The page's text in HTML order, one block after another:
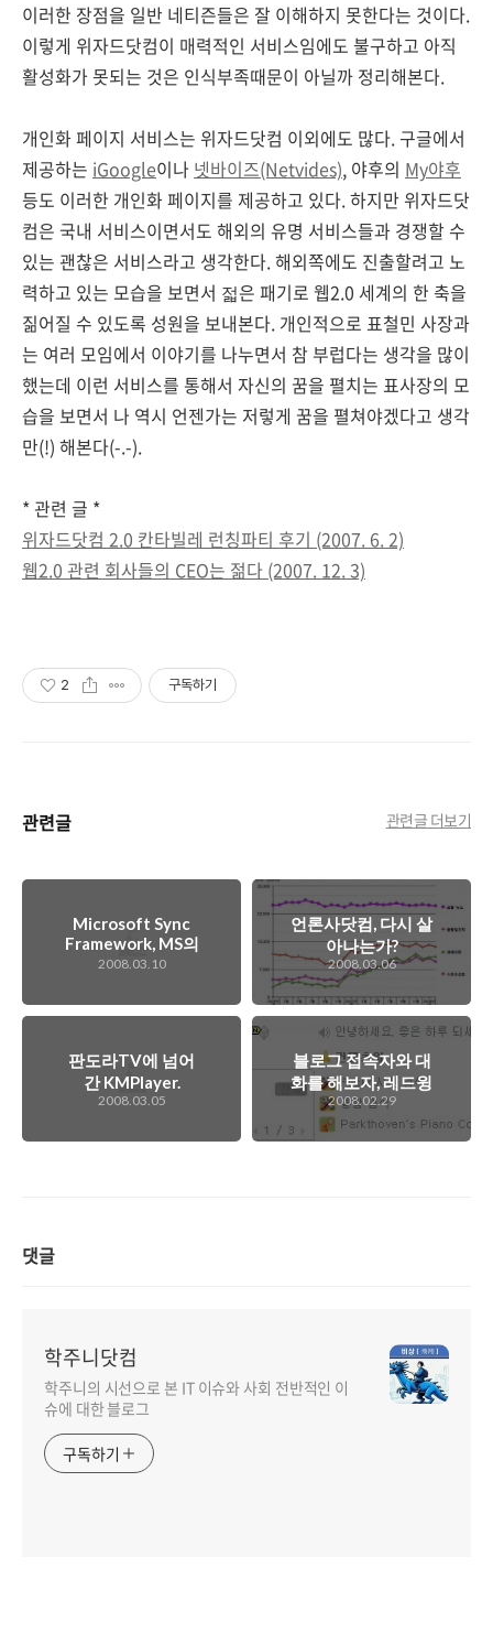
이러한 장점을 일반 네티즌들은 잘 이해하지 못한다는 것이다.
이렇게 위자드닷컴이 매력적인 서비스임에도 불구하고 아직
활성화가 못되는 것은 인식부족때문이 아닐까 정리해본다.
개인화 페이지 서비스는 위자드닷컴 이외에도 많다. 구글에서
제공하는 iGoogle이나 넷바이즈(Netvides), 야후의 My야후
등도 이러한 개인화 페이지를 제공하고 있다. 하지만 위자드닷
컴은 국내 서비스이면서도 해외의 유명 서비스들과 경쟁할 수
있는 괜찮은 서비스라고 생각한다. 해외쪽에도 진출할려고 노
력하고 있는 모습을 보면서 젋은 패기로 웹2.0 세계의 한 축을
짊어질 수 있도록 성원을 보내본다. 개인적으로 표철민 사장과
는 여러 모임에서 이야기를 나누면서 참 부럽다는 생각을 많이
했는데 이런 서비스를 통해서 자신의 꿈을 펼치는 표사장의 모
습을 보면서 나 역시 언젠가는 저렇게 꿈을 펼쳐야겠다고 생각
만(!) 해본다(-.-).
* 관련 글 *
위자드닷컴 2.0 칸타빌레 런칭파티 후기 (2007. 6. 2)
웹2.0 관련 회사들의 CEO는 젊다 (2007. 12. 3)
2 구독하기
관련글 관련글 더보기
Microsoft Sync
Framework, MS의
구글기어?
2008.03.10
언론사닷컴, 다시 살
아나는가?
2008.03.06
판도라TV에 넘어
간 KMPlayer.
2008.03.05
블로그 접속자와 대
화를 해보자, 레드윙
2008.02.29
댓글
학주니닷컴
학주니의 시선으로 본 IT 이슈와 사회 전반적인 이
슈에 대한 블로그
구독하기